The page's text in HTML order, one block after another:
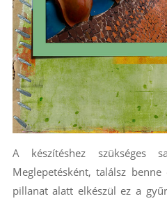
A készítéshez szükséges
Meglepetésként, találsz
pillanat alatt elkészül ez a